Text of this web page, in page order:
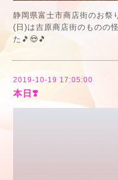
静岡県富士市商店街のお祭
(日)は吉原商店街のものの
た🎵😍🎵
2019-10-19 17:05:00
本日❣️